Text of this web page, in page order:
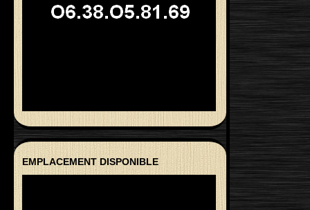
EMPLACEMENT DISPONIBLE